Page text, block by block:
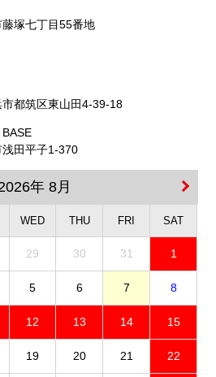
塚七丁目55番地
都筑区東山田4-39-18
田平子1-370
年 8月
WED THU FRI SAT
29 30 31 1
5 6 7 8
12 13 14 15
19 20 21 22